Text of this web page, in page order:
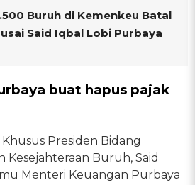
Buruh di Kemenkeu Batal
Said Iqbal Lobi Purbaya
buat hapus pajak
Presiden Bidang
Kesejahteraan Buruh, Said
Menteri Keuangan Purbaya